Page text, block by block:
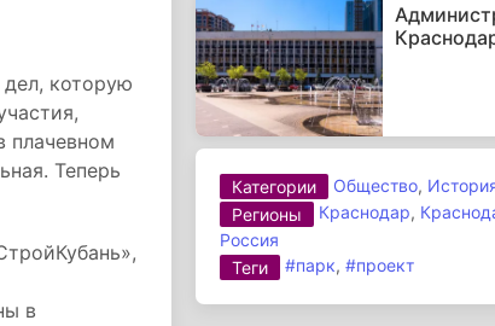
которую
плачевном
Теперь
в
Категории Общество,
Регионы
Краснодар,
Россия
Теги
#парк,#проект